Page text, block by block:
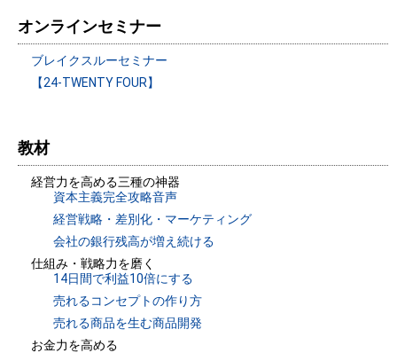
オンラインセミナー
ブレイクスルーセミナー
【24-TWENTY FOUR】
教材
経営力を高める三種の神器
資本主義完全攻略音声
経営戦略・差別化・マーケティング
会社の銀行残高が増え続ける
仕組み・戦略力を磨く
14日間で利益10倍にする
売れるコンセプトの作り方
売れる商品を生む商品開発
お金力を高める